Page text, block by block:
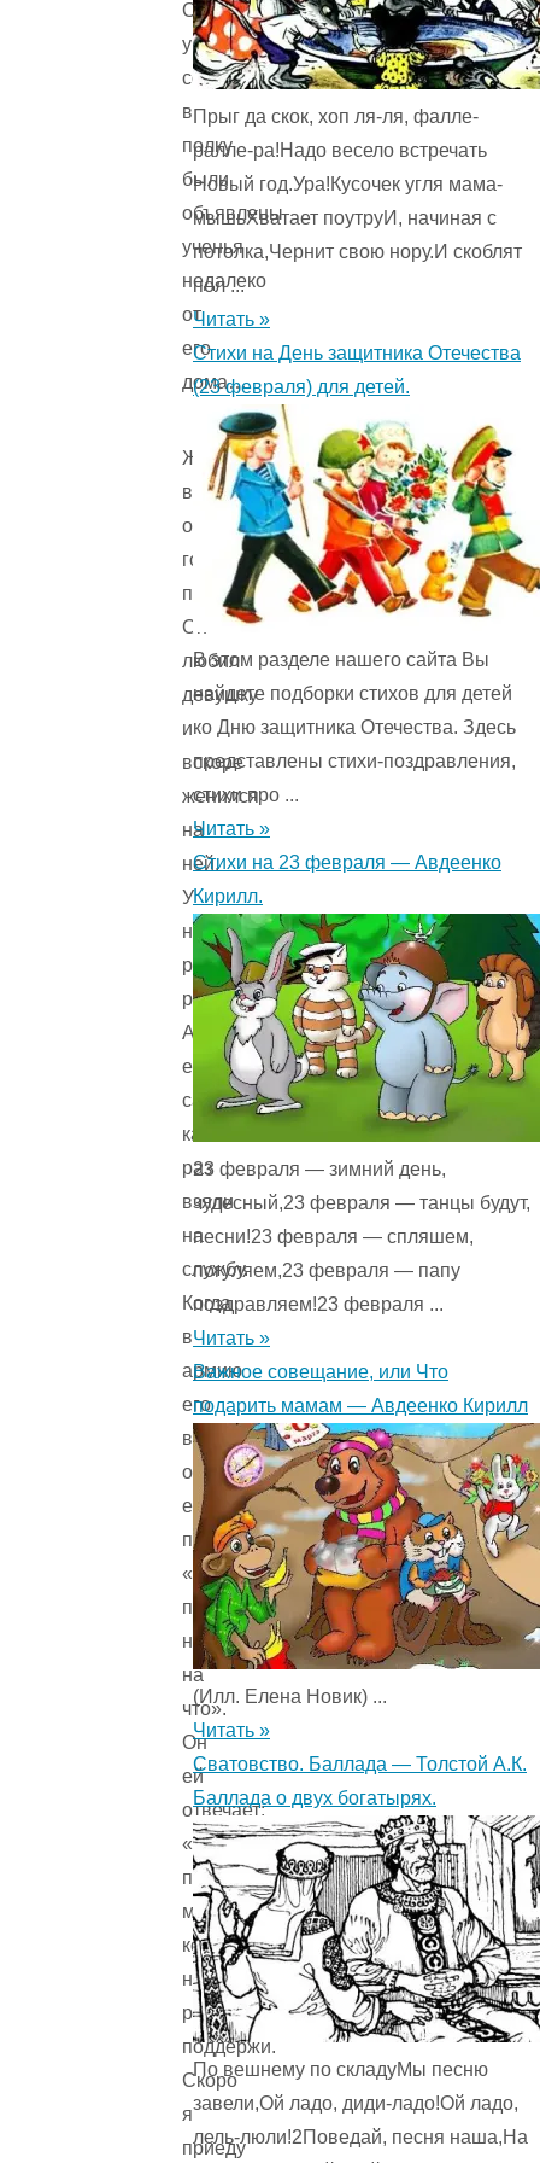
Однажды
у
солдата
в
полку
были
объявлены
ученья
недалеко
от
его
дома…
Жил
в
одном
городе
парень.
Он
любил
девушку
и
вскоре
женился
на
ней.
У
них
родился
ребенок.
А
его
самого
как
раз
взяли
на
службу.
Когда
в
армию
его
взяли,
она
ему
пишет:
«Нам
питаться
не
на
что».
Он
ей
отвечает:
«Ты
продай
мой
костюм,
но
ребенка
поддержи.
Скоро
я
приеду
Прыг да скок, хоп ля-ля, фалле-
ралле-ра!Надо весело встречать
Новый год.Ура!Кусочек угля мама-
мышьХватает поутруИ, начиная с
потолка,Чернит свою нору.И скоблят
пол ...
Читать »
Стихи на День защитника Отечества
(23 февраля) для детей.
В этом разделе нашего сайта Вы
найдете подборки стихов для детей
ко Дню защитника Отечества. Здесь
представлены стихи-поздравления,
стихи про ...
Читать »
Стихи на 23 февраля — Авдеенко
Кирилл.
23 февраля — зимний день,
чудесный,23 февраля — танцы будут,
песни!23 февраля — спляшем,
погуляем,23 февраля — папу
поздравляем!23 февраля ...
Читать »
Важное совещание, или Что
подарить мамам — Авдеенко Кирилл
(Илл. Елена Новик) ...
Читать »
Сватовство. Баллада — Толстой А.К.
Баллада о двух богатырях.
По вешнему по складуМы песню
завели,Ой ладо, диди-ладо!Ой ладо,
лель-люли!2Поведай, песня наша,На